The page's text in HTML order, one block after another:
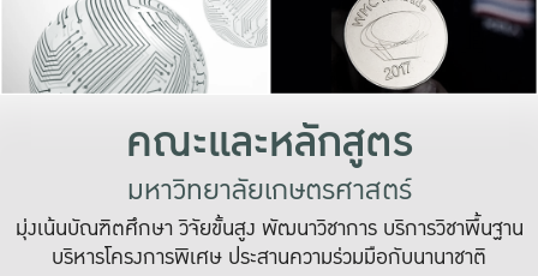
เปลี่ยนแปลง แล
เพื่อทำง
ระบบสารสนเทศ
คณะและหลักสูตร
มหาวิทยาลัยเกษตรศาสตร์
มุ่งเน้นบัณฑิตศึกษา วิจัยขั้นสูง พัฒนาวิชาการ บริการวิชาพื้นฐาน
บริหารโครงการพิเศษ ประสานความร่วมมือกับนานาชาติ